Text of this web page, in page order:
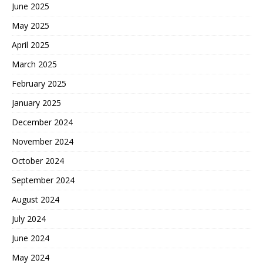
June 2025
May 2025
April 2025
March 2025
February 2025
January 2025
December 2024
November 2024
October 2024
September 2024
August 2024
July 2024
June 2024
May 2024